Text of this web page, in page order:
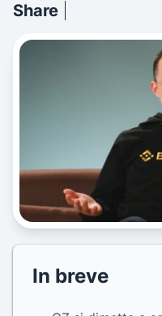
Share
In breve